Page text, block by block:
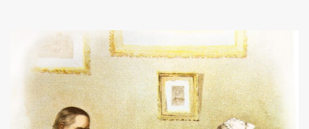
reunirá atletas de diferentes regiões do país e terá percursos
passando pelos municípios de Serra Negra, Amparo, Monte Alegre
do Sul, Lindoia e Socorro. Para garantir a segurança dos
participantes e do público, diversos trechos de rodovias e estradas
da região serão interditados temporariamente ao longo da prova.
A largada será na Rua Coronel Pedro Penteado, em Serra Negra,